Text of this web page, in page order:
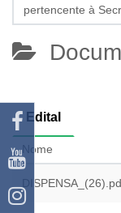
pertencente à
Edital
Nome